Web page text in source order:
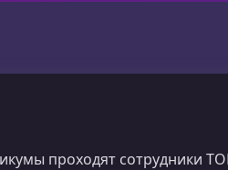
проходят сотрудники